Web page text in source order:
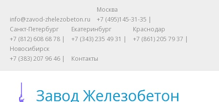
info@zavod-zhelezobeton.ru
Москва
+7 (495)145-31-35 |
Санкт-Петербург
+7 (812) 608 68 78 |
Екатеринбург
+7 (343) 235 49 31 |
Краснодар
+7 (861) 205 79 37 |
Новосибирск
+7 (383) 207 96 46 |
Контакты